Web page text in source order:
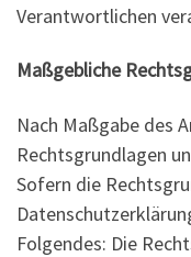
Verantwortlichen
Maßgebliche
Nach Maßgabe des
Rechtsgrundlagen
Sofern die
Folgendes: Die